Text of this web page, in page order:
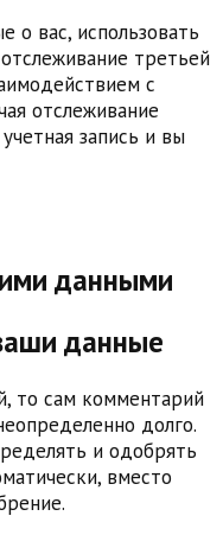
о вас, использовать
третьей
с
отслеживание
запись и вы
данными
данные
то сам комментарий
долго.
и одобрять
вместо